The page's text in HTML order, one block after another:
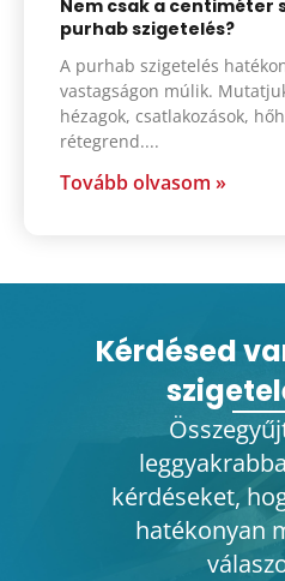
Nem csak a centiméter
purhab szigetelés?
A purhab szigetelés
vastagságon múlik.
hézagok, csatlakozások,
rétegrend.
Tovább olvasom »
Kérdésed
kérdéseket,
hatékonyan